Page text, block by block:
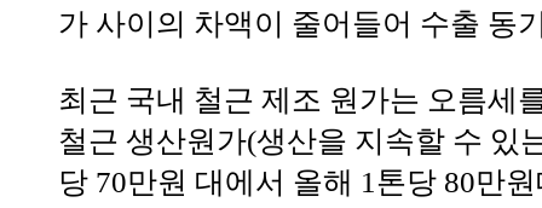
가 사이의 차액이 줄어들어 수출 동
최근 국내 철근 제조 원가는 오름세
철근 생산원가(생산을 지속할 수 있
당 70만원 대에서 올해 1톤당 80만